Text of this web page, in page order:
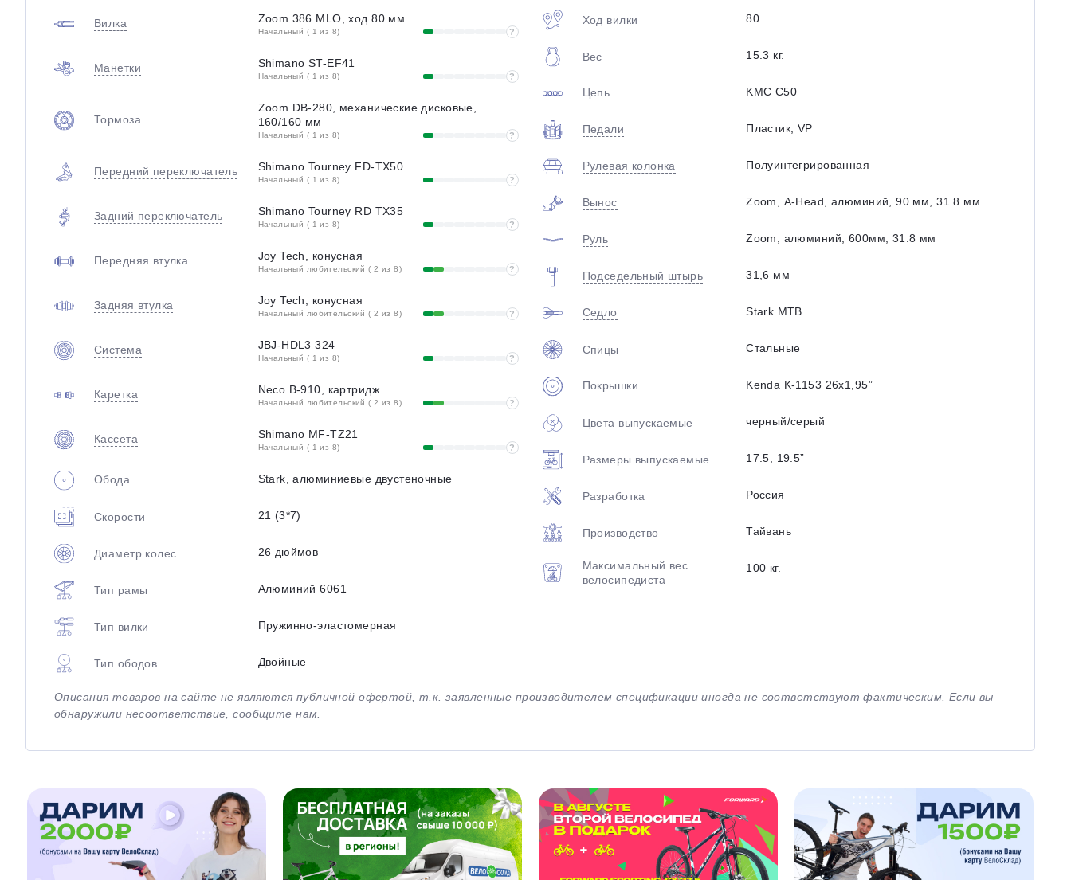
Вилка Zoom 386 MLO, ход 80 мм
Начальный ( 1 из 8) ?
Манетки Shimano ST-EF41
Начальный ( 1 из 8) ?
Тормоза
Zoom DB-280, механические дисковые,
160/160 мм
Начальный ( 1 из 8) ?
Передний переключатель Shimano Tourney FD-TX50
Начальный ( 1 из 8) ?
Задний переключатель Shimano Tourney RD TX35
Начальный ( 1 из 8) ?
Передняя втулка Joy Tech, конусная
Начальный любительский ( 2 из 8) ?
Задняя втулка Joy Tech, конусная
Начальный любительский ( 2 из 8) ?
Система JBJ-HDL3 324
Начальный ( 1 из 8) ?
Каретка Neco B-910, картридж
Начальный любительский ( 2 из 8) ?
Кассета Shimano MF-TZ21
Начальный ( 1 из 8) ?
Обода Stark, алюминиевые двустеночные
Скорости 21 (3*7)
Диаметр колес 26 дюймов
Тип рамы Алюминий 6061
Тип вилки Пружинно-эластомерная
Тип ободов Двойные
Ход вилки 80
Вес 15.3 кг.
Цепь KMC C50
Педали Пластик, VP
Рулевая колонка Полуинтегрированная
Вынос Zoom, A-Head, алюминий, 90 мм, 31.8 мм
Руль Zoom, алюминий, 600мм, 31.8 мм
Подседельный штырь 31,6 мм
Седло Stark MTB
Спицы Стальные
Покрышки Kenda K-1153 26х1,95”
Цвета выпускаемые черный/серый
Размеры выпускаемые 17.5, 19.5”
Разработка Россия
Производство Тайвань
Максимальный вес
велосипедиста
100 кг.
Описания товаров на сайте не являются публичной офертой, т.к. заявленные производителем спецификации иногда не соответствуют фактическим. Если вы
обнаружили несоответствие, сообщите нам.